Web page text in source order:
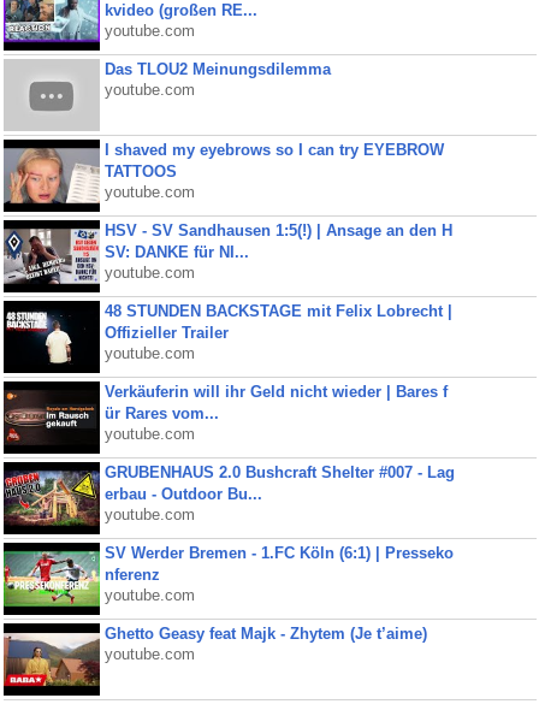
kvideo (großen RE...
youtube.com
Das TLOU2 Meinungsdilemma
youtube.com
I shaved my eyebrows so I can try EYEBROW
TATTOOS
youtube.com
HSV - SV Sandhausen 1:5(!) | Ansage an den H
SV: DANKE für NI...
youtube.com
48 STUNDEN BACKSTAGE mit Felix Lobrecht |
Offizieller Trailer
youtube.com
Verkäuferin will ihr Geld nicht wieder | Bares f
ür Rares vom...
youtube.com
GRUBENHAUS 2.0 Bushcraft Shelter #007 - Lag
erbau - Outdoor Bu...
youtube.com
SV Werder Bremen - 1.FC Köln (6:1) | Presseko
nferenz
youtube.com
Ghetto Geasy feat Majk - Zhytem (Je t’aime)
youtube.com